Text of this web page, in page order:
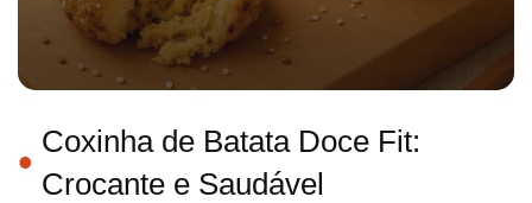
Coxinha de Batata Doce Fit:
Crocante e Saudável